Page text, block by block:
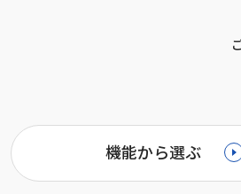
機能から選ぶ